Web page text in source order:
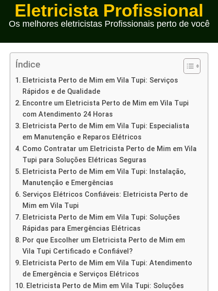
Eletricista Profissional
Os melhores eletricistas Profissionais perto de você
Índice
Eletricista Perto de Mim em Vila Tupi: Serviços
Rápidos e de Qualidade
Encontre um Eletricista Perto de Mim em Vila Tupi
com Atendimento 24 Horas
Eletricista Perto de Mim em Vila Tupi: Especialista
em Manutenção e Reparos Elétricos
Como Contratar um Eletricista Perto de Mim em Vila
Tupi para Soluções Elétricas Seguras
Eletricista Perto de Mim em Vila Tupi: Instalação,
Manutenção e Emergências
Serviços Elétricos Confiáveis: Eletricista Perto de
Mim em Vila Tupi
Eletricista Perto de Mim em Vila Tupi: Soluções
Rápidas para Emergências Elétricas
Por que Escolher um Eletricista Perto de Mim em
Vila Tupi Certificado e Confiável?
Eletricista Perto de Mim em Vila Tupi: Atendimento
de Emergência e Serviços Elétricos
Eletricista Perto de Mim em Vila Tupi: Soluções